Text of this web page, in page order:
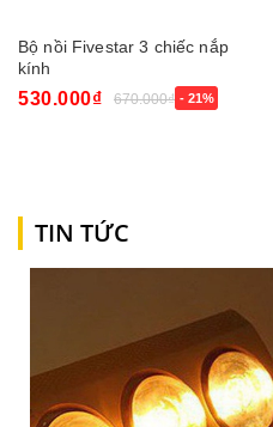
Bộ nồi Fivestar 3 chiếc nắp
kính
530.000₫ 670.000₫ - 21%
TIN TỨC